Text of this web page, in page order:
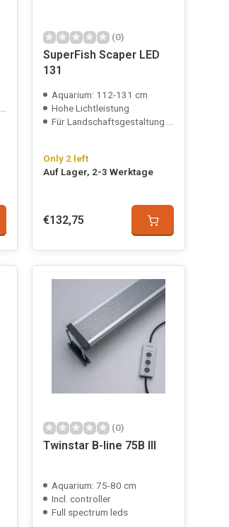
(0)
SuperFish Scaper LED
131
Aquarium: 112-131 cm
Hohe Lichtleistung
Für Landschaftsgestaltung und Pflanzenwachstum
Only 2 left
Auf Lager, 2-3 Werktage
€132,75
(0)
Twinstar B-line 75B III
Aquarium: 75-80 cm
Incl. controller
Full spectrum leds